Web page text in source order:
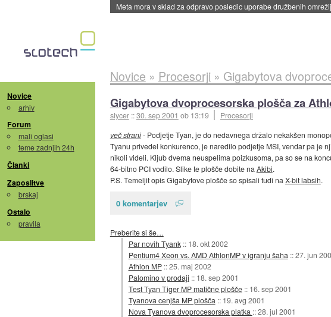
Meta mora v sklad za odpravo posledic uporabe družbenih
Novice
arhiv
Forum
mali oglasi
teme zadnjih 24h
Članki
Zaposlitve
brskaj
Ostalo
pravila
Novice » Procesorji » Gigabytova
Gigabytova dvoprocesorska plošča za
slycer ::30. sep 2001 ob 13:19
Procesorji
več strani- Podjetje Tyan, je do nedavnega držalo nekakšen
Tyanu privedel konkurenco, je naredilo podjetje MSI, vendar pa je
nikoli videli. Kljub dvema neuspelima poizkusoma, pa so se na
64-bitno PCI vodilo. Slike te plošče dobite na Akibi.
P.S. Temeljit opis Gigabytove plošče so spisali tudi na X-bit labsih.
0 komentarjev
Preberite si še…
Par novih Tyank :: 18. okt 2002
Pentium4 Xeon vs. AMD AthlonMP v igranju šaha ::27. jun
Athlon MP ::25. maj 2002
Palomino v prodaji :: 18. sep 2001
Test Tyan Tiger MP matične plošče :: 16. sep 2001
Tyanova cenjša MP plošča :: 19. avg 2001
Nova Tyanova dvoprocesorska platka ::28. jul 2001